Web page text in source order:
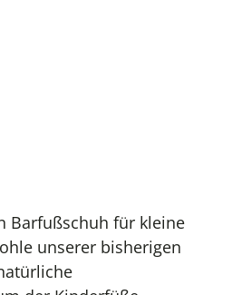
Barfußschuh für kleine
unserer bisherigen